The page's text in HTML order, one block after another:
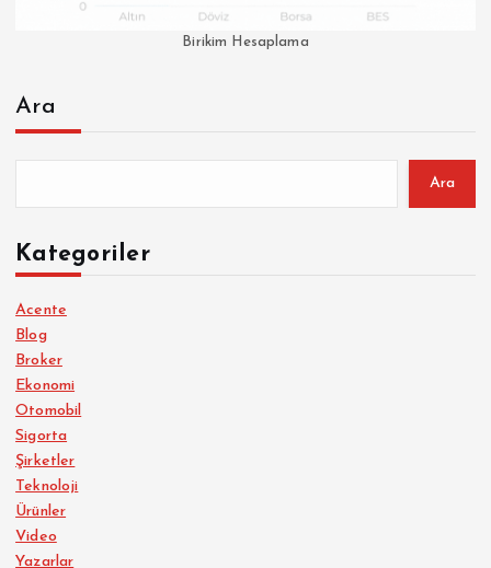
Birikim Hesaplama
Ara
Ara
Kategoriler
Acente
Blog
Broker
Ekonomi
Otomobil
Sigorta
Şirketler
Teknoloji
Ürünler
Video
Yazarlar